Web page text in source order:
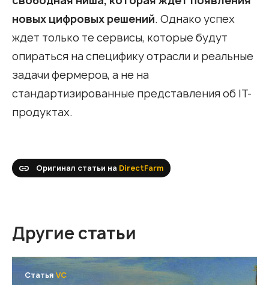
новых цифровых решений. Однако успех
ждет только те сервисы, которые будут
опираться на специфику отрасли и реальные
задачи фермеров, а не на
стандартизированные представления об IT-
продуктах.
Оригинал статьи на DirectFarm
Другие статьи
Статья VC